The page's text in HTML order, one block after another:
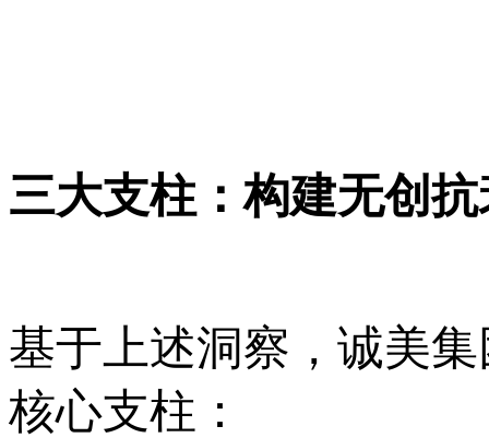
三大支柱：构建无创
基于上述洞察，诚美
核心支柱：